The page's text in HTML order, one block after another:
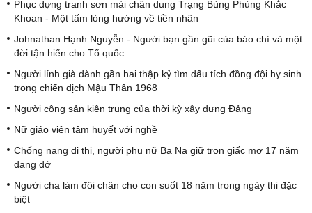
Phục dựng tranh sơn mài chân dung Trạng Bùng Phùng Khắc
Khoan - Một tấm lòng hướng về tiền nhân
Johnathan Hạnh Nguyễn - Người bạn gần gũi của báo chí và một
đời tận hiến cho Tổ quốc
Người lính già dành gần hai thập kỷ tìm dấu tích đồng đội hy sinh
trong chiến dịch Mậu Thân 1968
Người cộng sản kiên trung của thời kỳ xây dựng Đảng
Nữ giáo viên tâm huyết với nghề
Chống nạng đi thi, người phụ nữ Ba Na giữ trọn giấc mơ 17 năm
dang dở
Người cha làm đôi chân cho con suốt 18 năm trong ngày thi đặc
biệt